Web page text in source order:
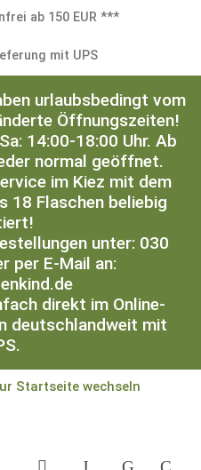
ab 150 EUR ***
mit UPS
urlaubsbedingt vom
Öffnungszeiten!
14:00-18:00 Uhr. Ab
normal geöffnet.
im Kiez mit dem
18 Flaschen beliebig
unter: 030
per E-Mail an:
direkt im Online-
deutschlandweit mit